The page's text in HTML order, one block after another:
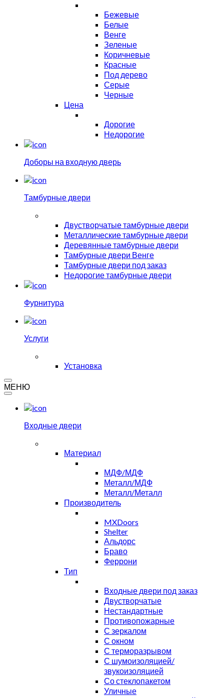
Бежевые
Белые
Венге
Зеленые
Коричневые
Красные
Под дерево
Серые
Черные
Цена
Дорогие
Недорогие
Доборы на входную дверь
Тамбурные двери
Двустворчатые тамбурные двери
Металлические тамбурные двери
Деревянные тамбурные двери
Тамбурные двери Венге
Тамбурные двери под заказ
Недорогие тамбурные двери
Фурнитура
Услуги
Установка
МЕНЮ
Входные двери
Материал
МДФ/МДФ
Металл/МДФ
Металл/Металл
Производитель
MXDoors
Shelter
Альдорс
Браво
Феррони
Тип
Входные двери под заказ
Двустворчатые
Нестандартные
Противопожарные
С зеркалом
С окном
С терморазрывом
С шумоизоляцией/
звукоизоляцией
Со стеклопакетом
Уличные